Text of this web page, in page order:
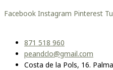
Facebook Instagram Pinterest
871 518 960
peandclo@gmail.com
Costa de la Pols, 16.